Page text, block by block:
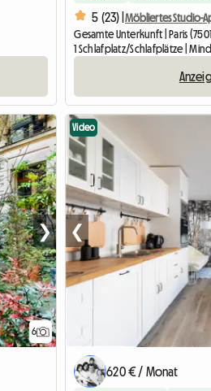
5 (23) |
Gesamte Unterkunft | Paris
1 Schlafplatz/Schlafplätze |
6
❯
Video
❮
620 € / Monat